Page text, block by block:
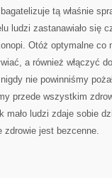
tą właśnie
ludzi zastanawiało się
Otóż optymalne co
a również włączyć
nie powinniśmy
przede wszystkim
ludzi zdaje sobie
zdrowie jest bezcenne.